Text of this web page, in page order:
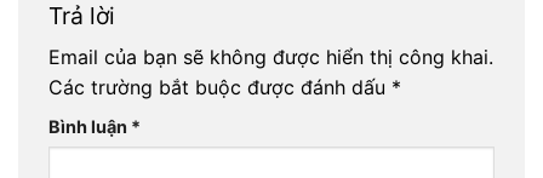
Trả lời
Email của bạn sẽ không được hiển thị công khai.
Các trường bắt buộc được đánh dấu *
Bình luận *